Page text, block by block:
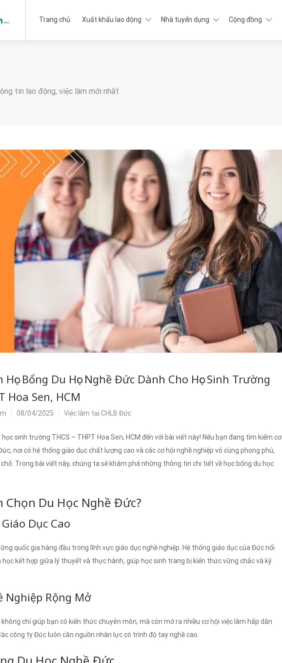
Trang chủ Xuất khẩu lao động Nhà tuyển dụng Cộng đồng
tin lao động, việc làm mới nhất
Bổng Du Học Nghề Đức Dành Cho Học Sinh Trường
Hoa Sen, HCM
08/04/2025 Việc làm tại CHLB Đức
sinh trường THCS – THPT Hoa Sen, HCM đến với bài viết này! Nếu bạn đang tìm kiếm cơ
nơi có hệ thống giáo dục chất lượng cao và các cơ hội nghề nghiệp vô cùng phong phú,
Trong bài viết này, chúng ta sẽ khám phá những thông tin chi tiết về học bổng du học
Chọn Du Học Nghề Đức?
Dục Cao
quốc gia hàng đầu trong lĩnh vực giáo dục nghề nghiệp. Hệ thống giáo dục của Đức nổi
kết hợp giữa lý thuyết và thực hành, giúp học sinh trang bị kiến thức vững chắc và kỹ
Nghiệp Rộng Mở
chỉ giúp bạn có kiến thức chuyên môn, mà còn mở ra nhiều cơ hội việc làm hấp dẫn
công ty Đức luôn cần nguồn nhân lực có trình độ tay nghề cao.